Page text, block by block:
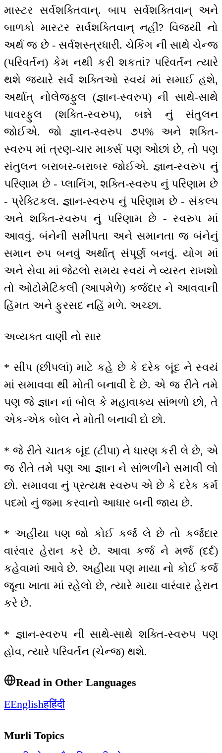
માસ્ટર સર્વશક્તિવાન્. બાપ સર્વશક્તિવાન્ અને
બાળકો માસ્ટર સર્વશક્તિવાન્ નહીં? વિજયી નો
અર્થ જ છે - સર્વશસ્ત્રધારી. ચેકિંગ ની સાથે ચેન્જ
(પરિવર્તન) કેમ નથી કરી શકતાં? પરિવર્તન ત્યારે
થશે જ્યારે સર્વ શક્તિઓ સ્વયં માં સમાઈ હશે,
અર્થાત્ નોલેજફુલ (જ્ઞાન-સ્વરુપ) ની સાથે-સાથે
પાવરફુલ (શક્તિ-સ્વરુપ), બન્ને નું સંતુલન
જોઈએ. જો જ્ઞાન-સ્વરુપ ૭૫% અને શક્તિ-
સ્વરુપ માં ત્રણ-ચાર માર્ક્સ પણ ઓછાં છે, તો પણ
સંતુલન બરાબર-બરાબર જોઈએ. જ્ઞાન-સ્વરુપ નું
પરિણામ છે - પ્લાનિંગ, શક્તિ-સ્વરુપ નું પરિણામ છે
- પ્રેક્ટિકલ. જ્ઞાન-સ્વરુપ નું પરિણામ છે - સંકલ્પ
અને શક્તિ-સ્વરુપ નું પરિણામ છે - સ્વરુપ માં
આવવું. બંનેની સમીપતા અને સમાનતા જ બંનેનું
સમાન રુપ બનવું અર્થાત્ સંપૂર્ણ બનવું. યોગ માં
અને સેવા માં જેટલો સમય સ્વયં ને વ્યસ્ત રાખશો
તો ઓટોમેટિકલી‌ (આપમેળે) કર્જદાર ને આવવાની
હિંમત અને ફુરસદ નહિં મળે. અચ્છા.
અવ્યક્ત વાણી નો સાર
* સીપ (છીપલાં) માટે કહે છે કે દરેક બૂંદ ને સ્વયં
માં સમાવવા થી મોતી બનાવી દે છે. એ જ રીતે તમે
પણ જે જ્ઞાન નાં બોલ કે મહાવાક્ય સાંભળો છો, તે
એક-એક બોલ ને મોતી બનાવી દો છો.
* જે રીતે ચાતક બૂંદ (ટીપા) ને ધારણ કરી લે છે, એ
જ રીતે તમે પણ આ જ્ઞાન ને સાંભળીને સમાવી લો
છો. સમાવવા નું પ્રત્યક્ષ સ્વરુપ એ છે કે દરેક કર્મ
પદમો નું જમા કરવાનો આધાર બની જાય છે.
* અહીંયા પણ જો કોઈ કર્જ લે છે તો કર્જદાર
વારંવાર હેરાન કરે છે. આવા કર્જ ને મર્જ (દર્દ)
કહેવામાં આવે છે. અહીંયા પણ માયા નો કોઈ કર્જ
જૂના ખાતા માં રહેલો છે, ત્યારે માયા વારંવાર હેરાન
કરે છે.
* જ્ઞાન-સ્વરુપ ની સાથે-સાથે શક્તિ-સ્વરુપ પણ
હોવ, ત્યારે પરિવર્તન (ચેન્જ) થશે.
Read in Other Languages
EEnglishहहिंदी
Murli Topics